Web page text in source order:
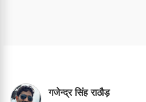
गजेन्द्र सिंह राठौड़